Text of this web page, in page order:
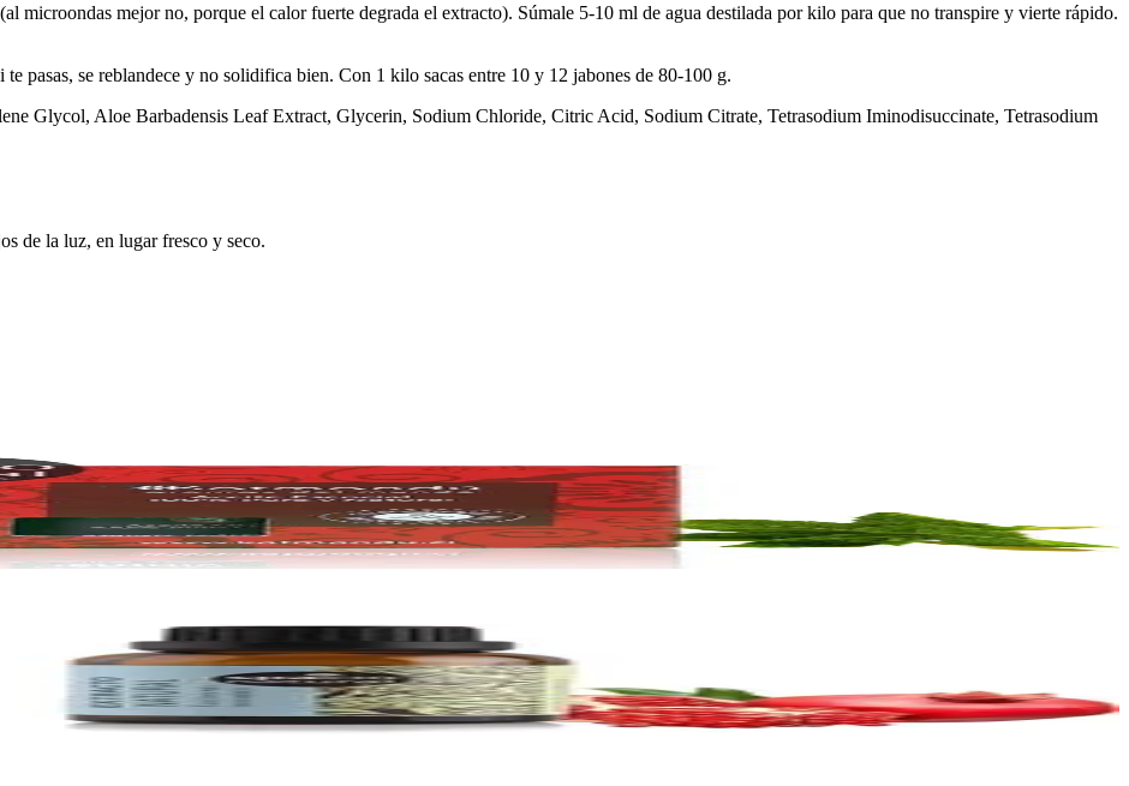
microondas mejor no, porque el calor fuerte degrada el extracto). Súmale 5-10 ml de agua destilada por kilo para que no transpire y vierte rápido.
te pasas, se reblandece y no solidifica bien. Con 1 kilo sacas entre 10 y 12 jabones de 80-100 g.
Glycol, Aloe Barbadensis Leaf Extract, Glycerin, Sodium Chloride, Citric Acid, Sodium Citrate, Tetrasodium Iminodisuccinate, Tetrasodium
de la luz, en lugar fresco y seco.